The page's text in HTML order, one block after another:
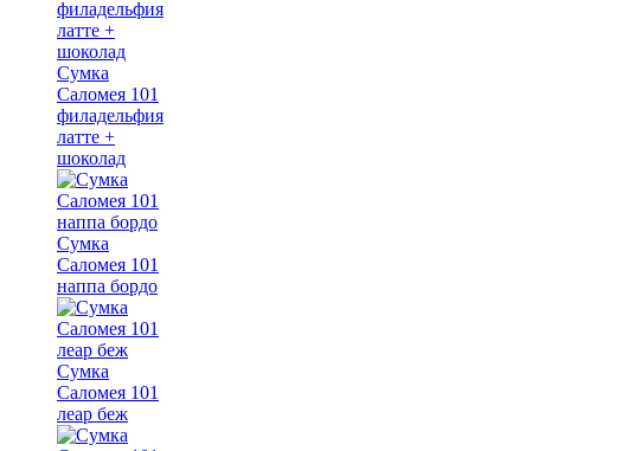
Сумка
Саломея 101
филадельфия
латте +
шоколад
Сумка
Саломея 101
наппа бордо
Сумка
Саломея 101
леар беж